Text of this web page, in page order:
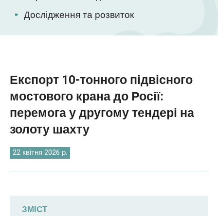
Дослідження та розвиток
Експорт 10-тонного підвісного
мостового крана до Росії:
перемога у другому тендері на
золоту шахту
22 квітня 2026 р.
ЗМІСТ
Pilipino
Kiswahili
Norsk
O‘zbekcha